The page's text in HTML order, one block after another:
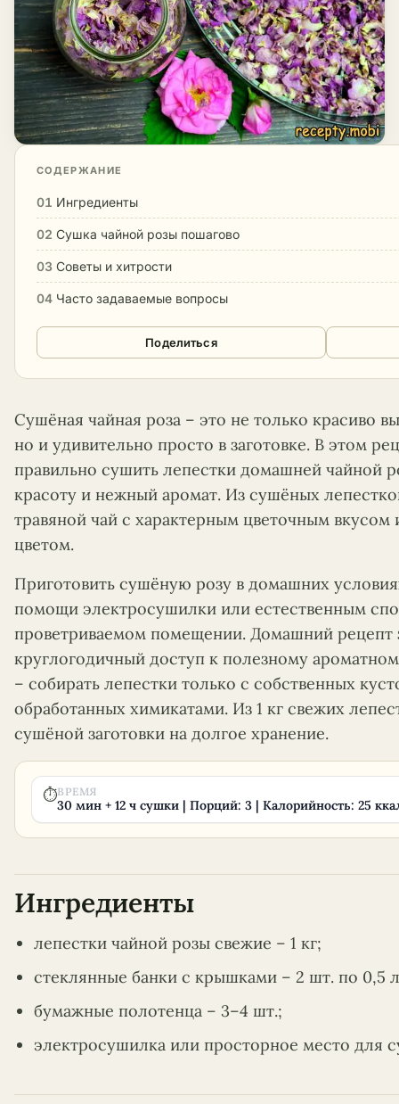
СОДЕРЖАНИЕ
01 Ингредиенты
02 Сушка чайной розы пошагово
03 Советы и хитрости
04 Часто задаваемые вопросы
Поделиться
Сушёная чайная роза – это не только красиво
но и удивительно просто в заготовке. В этом
правильно сушить лепестки домашней чайной
красоту и нежный аромат. Из сушёных
травяной чай с характерным цветочным
цветом.
Приготовить сушёную розу в домашних
помощи электросушилки или естественным
проветриваемом помещении. Домашний рецепт
круглогодичный доступ к полезному
– собирать лепестки только с собственных
обработанных химикатами. Из 1 кг свежих
сушёной заготовки на долгое хранение.
⏱ВРЕМЯ
30 мин + 12 ч сушки | Порций: 3 | Калорийность: 25
Ингредиенты
лепестки чайной розы свежие – 1 кг;
стеклянные банки с крышками – 2 шт. по 0,5
бумажные полотенца – 3–4 шт.;
электросушилка или просторное место для